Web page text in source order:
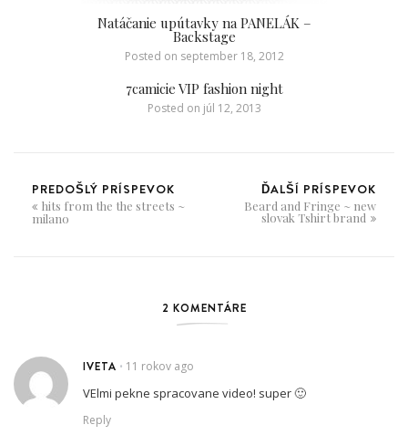
Natáčanie upútavky na PANELÁK –
Backstage
Posted on september 18, 2012
7camicie VIP fashion night
Posted on júl 12, 2013
PREDOŠLÝ PRÍSPEVOK
hits from the the streets ~
milano
ĎALŠÍ PRÍSPEVOK
Beard and Fringe ~ new
slovak Tshirt brand
2 KOMENTÁRE
IVETA • 11 rokov ago
VElmi pekne spracovane video! super 🙂
Reply